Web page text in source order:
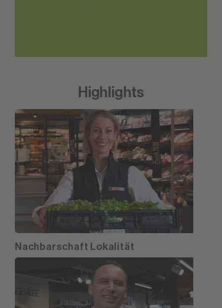
Highlights
Nachbarschaft Lokalität